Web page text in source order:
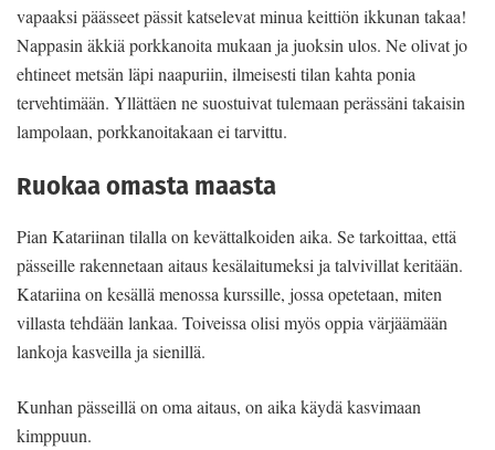
vapaaksi päässeet pässit katselevat minua keittiön ikkunan takaa!
Nappasin äkkiä porkkanoita mukaan ja juoksin ulos. Ne olivat jo
ehtineet metsän läpi naapuriin, ilmeisesti tilan kahta ponia
tervehtimään. Yllättäen ne suostuivat tulemaan perässäni takaisin
lampolaan, porkkanoitakaan ei tarvittu.
Ruokaa omasta maasta
Pian Katariinan tilalla on kevättalkoiden aika. Se tarkoittaa, että
pässeille rakennetaan aitaus kesälaitumeksi ja talvivillat keritään.
Katariina on kesällä menossa kurssille, jossa opetetaan, miten
villasta tehdään lankaa. Toiveissa olisi myös oppia värjäämään
lankoja kasveilla ja sienillä.
Kunhan pässeillä on oma aitaus, on aika käydä kasvimaan
kimppuun.